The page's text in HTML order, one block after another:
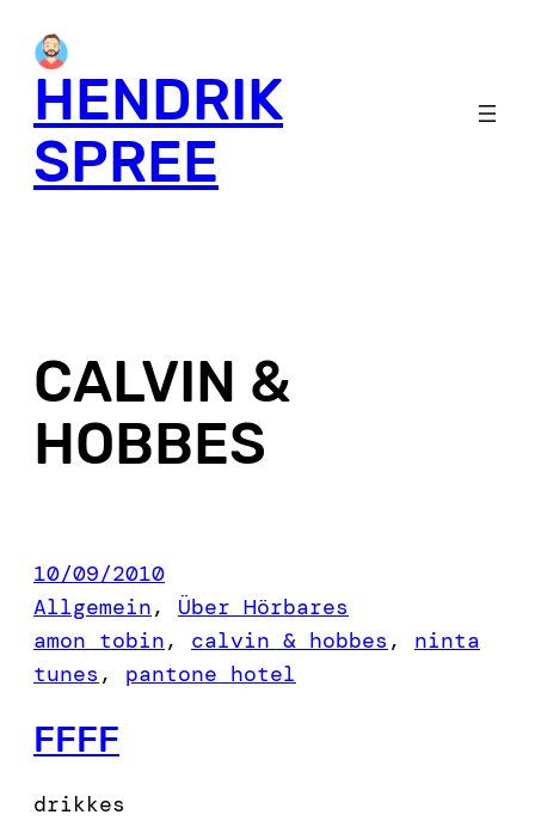
content
HENDRIK
SPREE
CALVIN &
HOBBES
10/09/2010
Allgemein, Über Hörbares
amon tobin, calvin & hobbes , ninta
tunes , pantone hotel
FFFF
drikkes